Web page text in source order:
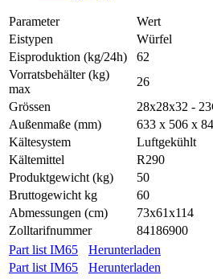
Parameter
Wert
Eistypen
Würfel
Eisproduktion (kg/24h)
62
Vorratsbehälter (kg)
max
26
Grössen
28x28x32 -
Außenmaße (mm)
633 x 506 x
Kältesystem
Luftgekühlt
Kältemittel
R290
Produktgewicht (kg)
50
Bruttogewicht kg
60
Abmessungen (cm)
73x61x114
Zolltarifnummer
84186900
Part list IM65
Herunterladen
Part list IM65
Herunterladen